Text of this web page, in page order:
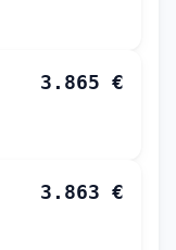
3.865 €
3.863 €